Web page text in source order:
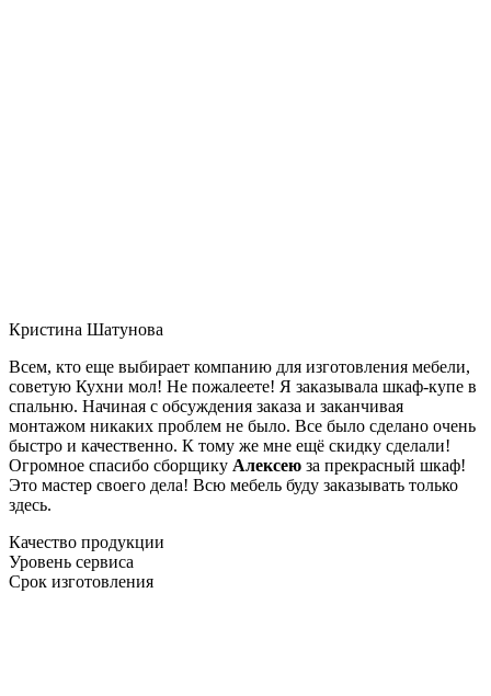
Кристина Шатунова
Всем, кто еще выбирает компанию для изготовления мебели,
советую Кухни мол! Не пожалеете! Я заказывала шкаф-купе в
спальню. Начиная с обсуждения заказа и заканчивая
монтажом никаких проблем не было. Все было сделано очень
быстро и качественно. К тому же мне ещё скидку сделали!
Огромное спасибо сборщику Алексею за прекрасный шкаф!
Это мастер своего дела! Всю мебель буду заказывать только
здесь.
Качество продукции
Уровень сервиса
Срок изготовления